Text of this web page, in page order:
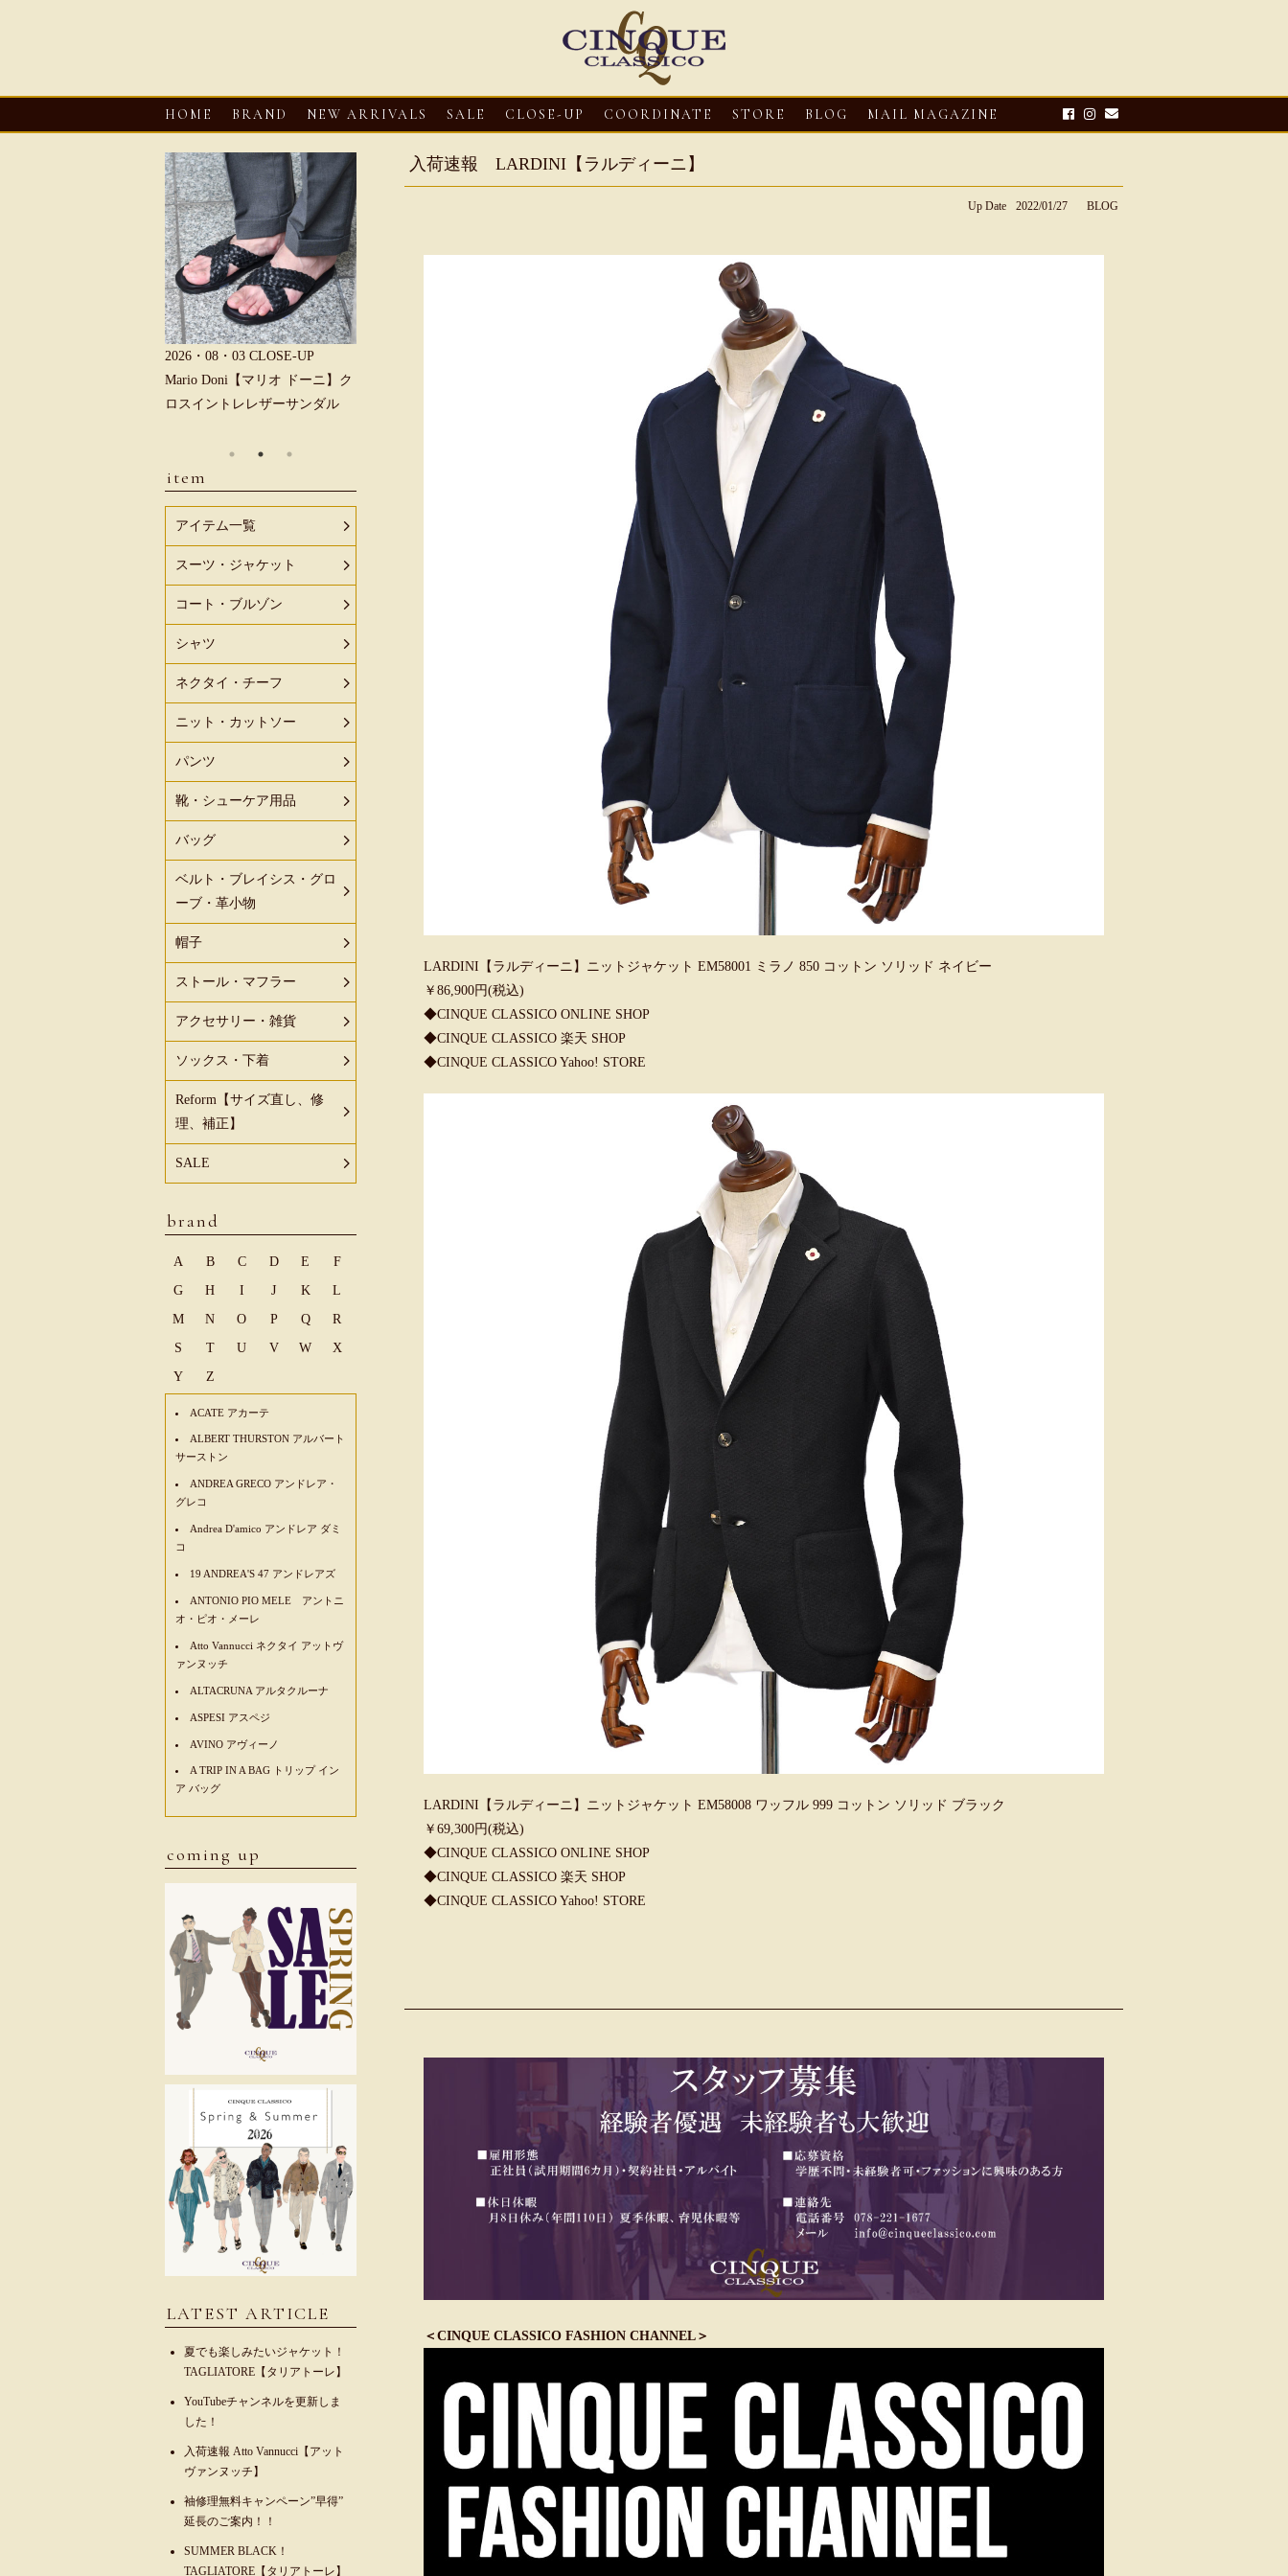
HOME BRAND NEW ARRIVALS SALE CLOSE-UP COORDINATE STORE BLOG MAIL MAGAZINE
入荷速報 LARDINI【ラルディーニ】
Up Date 2022/01/27 BLOG
LARDINI【ラルディーニ】ニットジャケット EM58001 ミラノ 850 コットン ソリッド ネイビー
￥86,900円(税込)
◆CINQUE CLASSICO ONLINE SHOP
◆CINQUE CLASSICO 楽天 SHOP
◆CINQUE CLASSICO Yahoo! STORE
LARDINI【ラルディーニ】ニットジャケット EM58008 ワッフル 999 コットン ソリッド ブラック
￥69,300円(税込)
◆CINQUE CLASSICO ONLINE SHOP
◆CINQUE CLASSICO 楽天 SHOP
◆CINQUE CLASSICO Yahoo! STORE
＜CINQUE CLASSICO FASHION CHANNEL＞
2026・08・03 CLOSE-UP
Mario Doni【マリオ ドーニ】ク
ロスイントレレザーサンダル
HEREU【へリュー】フィッシ
ャーマンサンダル
2026・08・03
CLOSE-UP
Mario Doni【マリオ ドーニ】ク
ロスイントレレザーサンダル
item
アイテム一覧
スーツ・ジャケット
コート・ブルゾン
シャツ
ネクタイ・チーフ
ニット・カットソー
パンツ
靴・シューケア用品
バッグ
ベルト・ブレイシス・グロ
ーブ・革小物
帽子
ストール・マフラー
アクセサリー・雑貨
ソックス・下着
Reform【サイズ直し、修
理、補正】
SALE
brand
A B C D E
F
G
H I J K
L
M
N O P Q
R
S
T U V W
X
Y
Z
ACATE アカーテ
ALBERT THURSTON アルバート
サーストン
ANDREA GRECO アンドレア・
グレコ
Andrea D'amico アンドレア ダミ
コ
19 ANDREA'S 47 アンドレアズ
ANTONIO PIO MELE アントニ
オ・ピオ・メーレ
Atto Vannucci ネクタイ アットヴ
ァンヌッチ
ALTACRUNA アルタクルーナ
ASPESI アスペジ
AVINO アヴィーノ
A TRIP IN A BAG トリップ イン
ア バッグ
coming up
LATEST ARTICLE
夏でも楽しみたいジャケット！
TAGLIATORE【タリアトーレ】
YouTubeチャンネルを更新しま
した！
入荷速報 Atto Vannucci【アット
ヴァンヌッチ】
袖修理無料キャンペーン”早得”
延長のご案内！！
SUMMER BLACK！
TAGLIATORE【タリアトーレ】